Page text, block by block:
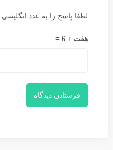
لطفا پاسخ را به عدد انگلیسی
هفت + 6 =